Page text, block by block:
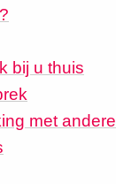
bij u thuis
met andere